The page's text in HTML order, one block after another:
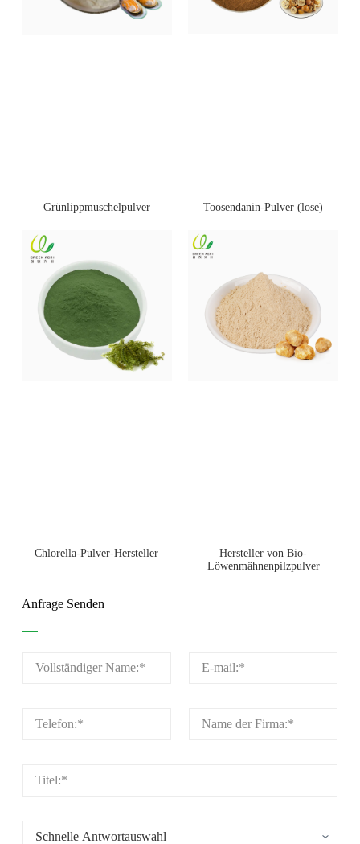
Grünlippmuschelpulver Toosendanin-Pulver (lose)
Chlorella-Pulver-Hersteller
Hersteller von Bio-
Löwenmähnenpilzpulver
Anfrage Senden